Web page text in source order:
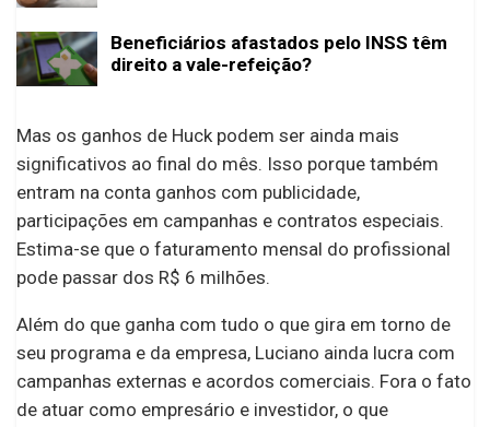
Beneficiários afastados pelo INSS têm
direito a vale-refeição?
Mas os ganhos de Huck podem ser ainda mais
significativos ao final do mês. Isso porque também
entram na conta ganhos com publicidade,
participações em campanhas e contratos especiais.
Estima-se que o faturamento mensal do profissional
pode passar dos R$ 6 milhões.
Além do que ganha com tudo o que gira em torno de
seu programa e da empresa, Luciano ainda lucra com
campanhas externas e acordos comerciais. Fora o fato
de atuar como empresário e investidor, o que